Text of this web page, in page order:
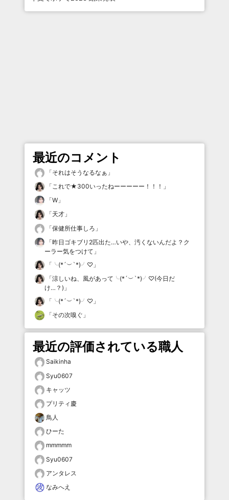
最近のコメント
「それはそうなるなぁ 」
「これで★300いったねーーーーー！！！ 」
「W 」
「天才 」
「保健所仕事しろ 」
「昨日ゴキブリ2匹出た…いや、汚くないんだよ？ク
ーラー気をつけて 」
「 ╰(*´︶`*)╯♡ 」
「涼しいね、風があって╰(*´︶`*)╯♡(今日だ
け…？) 」
「 ╰(*´︶`*)╯♡ 」
「その次嗅ぐ 」
最近の評価されている職人
Saikinha
Syu0607
キャッツ
プリティ慶
鳥人
ひーた
mmmmm
Syu0607
アンタレス
なみへえ